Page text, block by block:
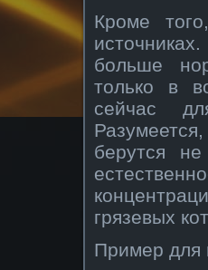
Кроме
больше
только в
сейчас
берутся
грязевых
Пример для